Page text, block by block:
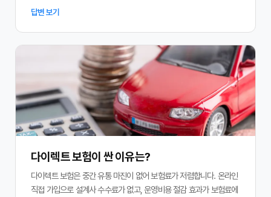
답변 보기
다이렉트 보험이 싼 이유는?
다이렉트 보험은 중간 유통 마진이 없어 보험료가 저렴합니다. 온라인
직접 가입으로 설계사 수수료가 없고, 운영비용 절감 효과가 보험료에